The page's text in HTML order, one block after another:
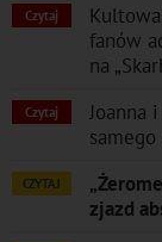
Czytaj
fanów
na
Czytaj
Joanna
CZYTAJ
zjazd